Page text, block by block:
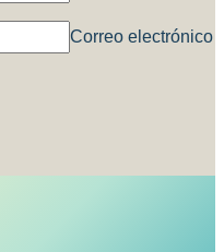
Correo electrónico